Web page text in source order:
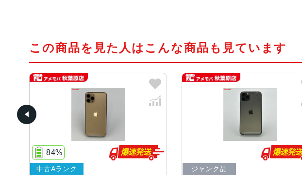
カラー
容量
サイズ・重さ
液晶
アウトカメラ
この商品を見た人はこんな商品も見ています
84%
中古Aランク ジャンク品